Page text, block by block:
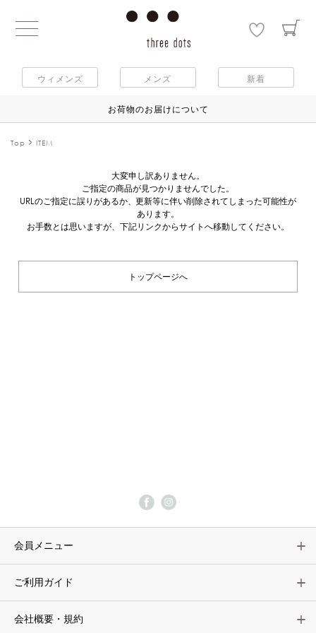
ウィメンズ メンズ 新着
お荷物のお届けについて
Top ITEM
大変申し訳ありません。
ご指定の商品が見つかりませんでした。
URLのご指定に誤りがあるか、更新等に伴い削除されてしまった可能性が
あります。
お手数とは思いますが、下記リンクからサイトへ移動してください。
トップページへ
会員メニュー
ご利用ガイド
会社概要・規約